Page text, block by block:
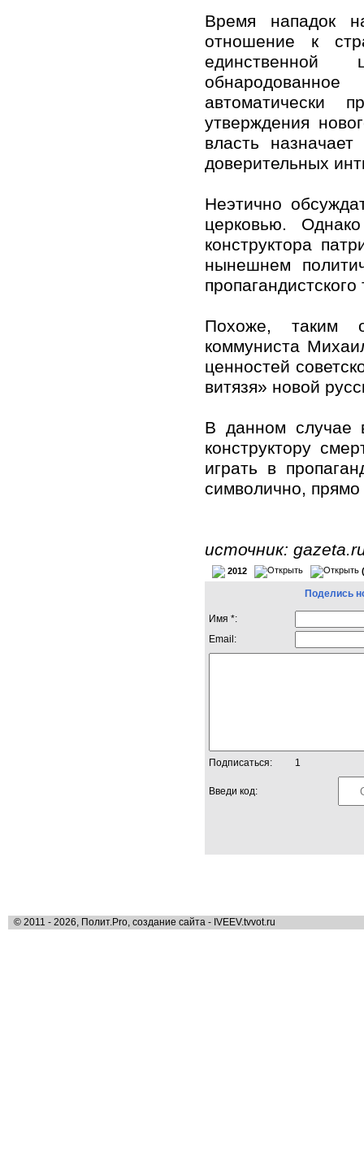
Время нападок
отношение к
единственной
автоматически
утверждения
власть
доверительных
Неэтично
церковью.
конструктора
нынешнем
Похоже, таким
коммуниста
ценностей
витязя» новой
В данном случае
конструктору
играть в
символично, прямо
источник:
2012
Поделись
Имя *:
Email:
Подписаться: 1
Введи код:
© 2011 - 2026, Полит.Pro, создание сайта - IVEEV.tvvot.ru